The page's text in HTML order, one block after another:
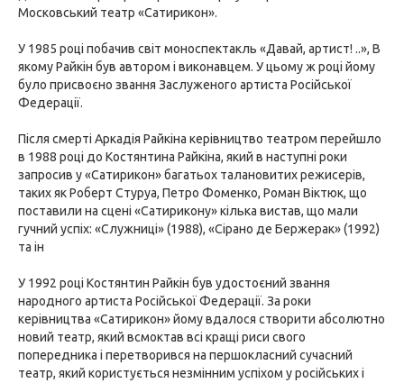
Московський театр «Сатирикон».
У 1985 році побачив світ моноспектакль «Давай, артист! ..», В
якому Райкін був автором і виконавцем. У цьому ж році йому
було присвоєно звання Заслуженого артиста Російської
Федерації.
Після смерті Аркадія Райкіна керівництво театром перейшло
в 1988 році до Костянтина Райкіна, який в наступні роки
запросив у «Сатирикон» багатьох талановитих режисерів,
таких як Роберт Стуруа, Петро Фоменко, Роман Віктюк, що
поставили на сцені «Сатирикону» кілька вистав, що мали
гучний успіх: «Служниці» (1988), «Сірано де Бержерак» (1992)
та ін
У 1992 році Костянтин Райкін був удостоєний звання
народного артиста Російської Федерації. За роки
керівництва «Сатирикон» йому вдалося створити абсолютно
новий театр, який всмоктав всі кращі риси свого
попередника і перетворився на першокласний сучасний
театр, який користується незмінним успіхом у російських і